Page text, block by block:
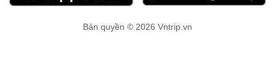
Bản quyền © 2026 Vntrip.vn